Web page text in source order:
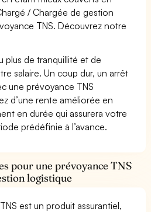
/ Chargée de gestion
TNS. Découvrez notre
plus de tranquillité et de
salaire. Un coup dur, un arrêt
une prévoyance TNS
d’une rente améliorée en
en durée qui assurera votre
prédéfinie à l’avance.
pour une prévoyance TNS
logistique
est un produit assurantiel,